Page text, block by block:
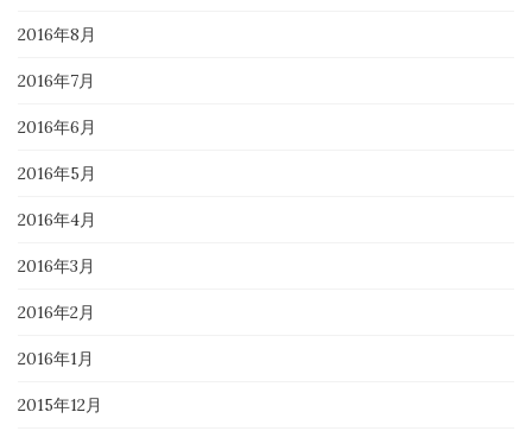
2016年8月
2016年7月
2016年6月
2016年5月
2016年4月
2016年3月
2016年2月
2016年1月
2015年12月